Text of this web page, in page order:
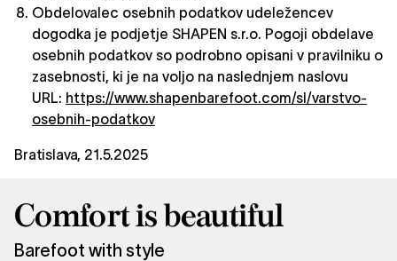
Obdelovalec osebnih podatkov udeležencev
dogodka je podjetje SHAPEN s.r.o. Pogoji obdelave
osebnih podatkov so podrobno opisani v pravilniku o
zasebnosti, ki je na voljo na naslednjem naslovu
URL: https://www.shapenbarefoot.com/sl/varstvo-
osebnih-podatkov
Bratislava, 21.5.2025
Comfort is beautiful
Barefoot with style